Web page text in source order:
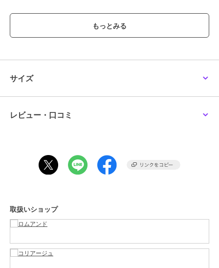
【COLOR】
日常メイクで使いやすいラインナップカラー
01 ベアパンプキン
03 タフィーベリー
やわらかなタフィーにビビッドをプラスしたピンクベリー
05 ダッチココア
01 ベアパンプキン
オクチルドデカノール、ペンタイソステアリン酸ジペンタエリスリチ
ル／イソステアリル／セチル／ステアリル／ベヘニル）、パラフィ
ン、グリセリン、キャンデリラロウ、フェニルプロピルジメチルシロ
ＰＥＧ－９ポリジメチルシロキシエチルジメチコン、アルガニアスピ
サイズ
レビュー・口コミ
取扱いショップ